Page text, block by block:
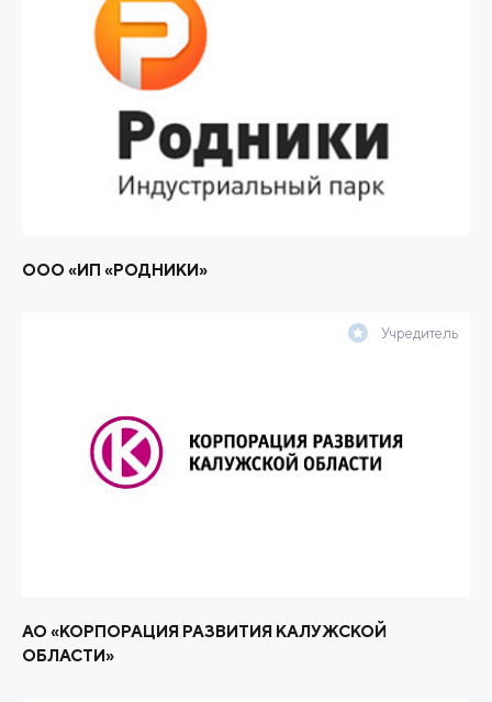
ООО «ИП «РОДНИКИ»
Учредитель
АО «КОРПОРАЦИЯ РАЗВИТИЯ КАЛУЖСКОЙ
ОБЛАСТИ»